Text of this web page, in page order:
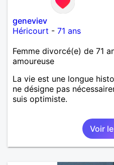
geneviev
Héricourt - 71 ans
Femme divorcé(e) de 71
amoureuse
La vie est une longue
ne désigne pas
suis optimiste.
Voir